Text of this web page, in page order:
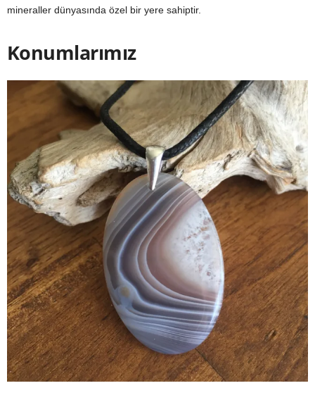
mineraller dünyasında özel bir yere sahiptir.
Konumlarımız